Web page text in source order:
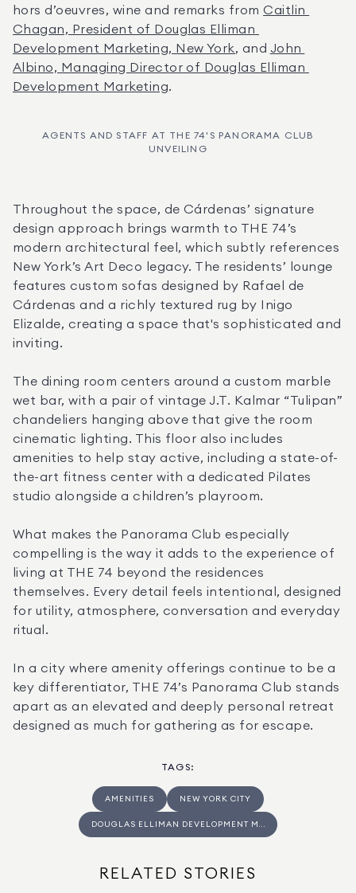
hors d’oeuvres, wine and remarks from Caitlin
Chagan, President of Douglas Elliman
Development Marketing, New York, and John
Albino, Managing Director of Douglas Elliman
Development Marketing.
AGENTS AND STAFF AT THE 74'S PANORAMA CLUB
UNVEILING
Throughout the space, de Cárdenas’ signature
design approach brings warmth to THE 74’s
modern architectural feel, which subtly references
New York’s Art Deco legacy. The residents’ lounge
features custom sofas designed by Rafael de
Cárdenas and a richly textured rug by Inigo
Elizalde, creating a space that's sophisticated and
inviting.
The dining room centers around a custom marble
wet bar, with a pair of vintage J.T. Kalmar “Tulipan”
chandeliers hanging above that give the room
cinematic lighting. This floor also includes
amenities to help stay active, including a state-of-
the-art fitness center with a dedicated Pilates
studio alongside a children’s playroom.
What makes the Panorama Club especially
compelling is the way it adds to the experience of
living at THE 74 beyond the residences
themselves. Every detail feels intentional, designed
for utility, atmosphere, conversation and everyday
ritual.
In a city where amenity offerings continue to be a
key differentiator, THE 74’s Panorama Club stands
apart as an elevated and deeply personal retreat
designed as much for gathering as for escape.
TAGS:
AMENITIES NEW YORK CITY
DOUGLAS ELLIMAN DEVELOPMENT MARKETING
RELATED STORIES